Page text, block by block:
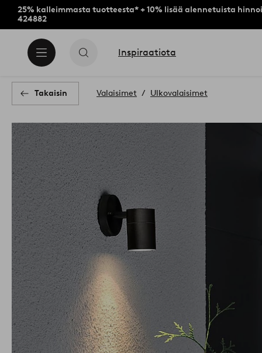
25% kalleimmasta tuotteesta* + 10% lisää alennetuista
424882
Inspiraatiota
Takaisin Valaisimet Ulkovalaisimet